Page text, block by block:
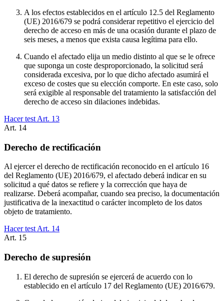
A los efectos establecidos en el artículo 12.5 del Reglamento
(UE) 2016/679 se podrá considerar repetitivo el ejercicio del
derecho de acceso en más de una ocasión durante el plazo de
seis meses, a menos que exista causa legítima para ello.
Cuando el afectado elija un medio distinto al que se le ofrece
que suponga un coste desproporcionado, la solicitud será
considerada excesiva, por lo que dicho afectado asumirá el
exceso de costes que su elección comporte. En este caso, solo
será exigible al responsable del tratamiento la satisfacción del
derecho de acceso sin dilaciones indebidas.
Hacer test Art. 13
Art. 14
Derecho de rectificación
Al ejercer el derecho de rectificación reconocido en el artículo 16
del Reglamento (UE) 2016/679, el afectado deberá indicar en su
solicitud a qué datos se refiere y la corrección que haya de
realizarse. Deberá acompañar, cuando sea preciso, la documentación
justificativa de la inexactitud o carácter incompleto de los datos
objeto de tratamiento.
Hacer test Art. 14
Art. 15
Derecho de supresión
El derecho de supresión se ejercerá de acuerdo con lo
establecido en el artículo 17 del Reglamento (UE) 2016/679.